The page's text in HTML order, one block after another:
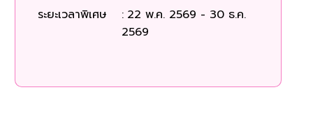
ระยะเวลาพิเศษ
: 22 พ.ค. 2569 - 30 ธ.ค.
2569